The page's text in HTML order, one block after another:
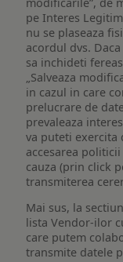
pe Interes
nu se plaseaza
acordul dvs.
sa inchideti
„Salveaza
in cazul in care
prelucrare de
prevaleaza
va puteti
accesarea
cauza (prin click
transmiterea
Mai sus, la
lista Vendor-ilor
care putem
transmite datele